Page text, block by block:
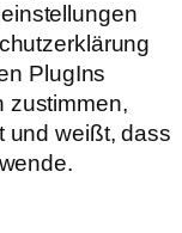
PlugIns
zustimmen,
und weißt, dass